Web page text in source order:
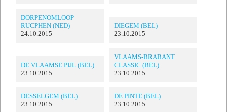
DORPENOMLOOP
RUCPHEN (NED)
24.10.2015
DIEGEM (BEL)
23.10.2015
DE VLAAMSE PIJL (BEL)
23.10.2015
VLAAMS-BRABANT
CLASSIC (BEL)
23.10.2015
DESSELGEM (BEL)
23.10.2015
DE PINTE (BEL)
23.10.2015